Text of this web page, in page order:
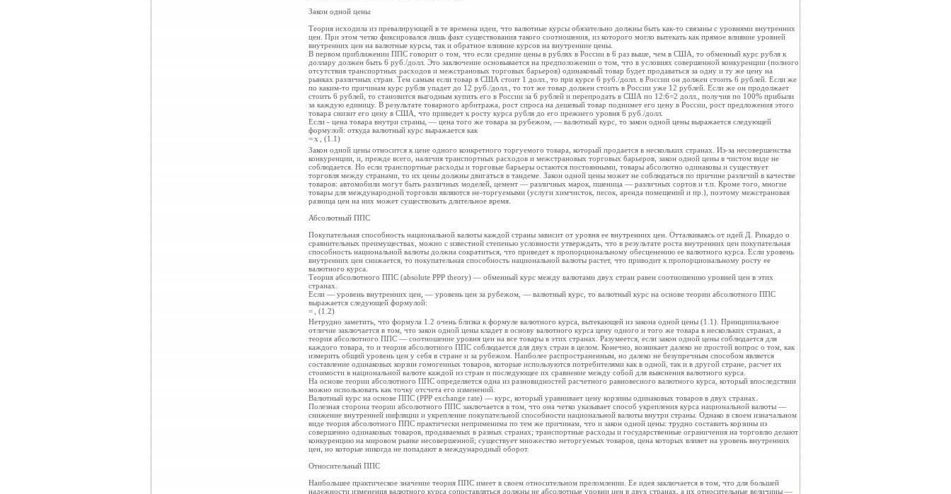
Закон одной цены
Теория исходила из превалирующей в те времена идеи, что валютные курсы обязательно должны быть как-то связаны с уровнями внутренних
цен. При этом четко фиксировался лишь факт существования такого соотношения, из которого могло вытекать как прямое влияние уровней
внутренних цен на валютные курсы, так и обратное влияние курсов на внутренние цены.
В первом приближении ППС говорит о том, что если средние цены в рублях в России в 6 раз выше, чем в США, то обменный курс рубля к
доллару должен быть 6 руб./долл. Это заключение основывается на предположении о том, что в условиях совершенной конкуренции (полного
отсутствия транспортных расходов и межстрановых торговых барьеров) одинаковый товар будет продаваться за одну и ту же цену на
рынках различных стран. Тем самым если товар в США стоит 1 долл., то при курсе 6 руб./долл. в России он должен стоить 6 рублей. Если же
по каким-то причинам курс рубля упадет до 12 руб./долл., то тот же товар должен стоить в России уже 12 рублей. Если же он продолжает
стоить 6 рублей, то становится выгодным купить его в России за 6 рублей и перепродать в США по 12:6=2 долл., получив по 100% прибыли
за каждую единицу. В результате товарного арбитража, рост спроса на дешевый товар поднимет его цену в России, рост предложения этого
товара снизит его цену в США, что приведет к росту курса рубля до его прежнего уровня 6 руб./долл.
Если - цена товара внутри страны, — цена того же товара за рубежом, — валютный курс, то закон одной цены выражается следующей
формулой: откуда валютный курс выражается как
=х
, (1.1)
Закон одной цены относится к цене одного конкретного торгуемого товара, который продается в нескольких странах. Из-за несовершенства
конкуренции, и, прежде всего, наличия транспортных расходов и межстрановых торговых барьеров, закон одной цены в чистом виде не
соблюдается. Но если транспортные расходы и торговые барьеры остаются постоянными, товары абсолютно одинаковы и существует
торговля между странами, то их цены должны двигаться в тандеме. Закон одной цены может не соблюдаться по причине различий в качестве
товаров: автомобили могут быть различных моделей, цемент — различных марок, пшеница — различных сортов и т.п. Кроме того, многие
товары для международной торговли являются не-торгуемыми (услуги химчисток, песок, аренда помещений и пр.), поэтому межстрановая
разница цен на них может существовать длительное время.
Абсолютный ППС
Покупательная способность национальной валюты каждой страны зависит от уровня ее внутренних цен. Отталкиваясь от идей Д. Рикардо о
сравнительных преимуществах, можно с известной степенью условности утверждать, что в результате роста внутренних цен покупательная
способность национальной валюты должна сократиться, что приведет к пропорциональному обесценению ее валютного курса. Если уровень
внутренних цен снижается, то покупательная способность национальной валюты растет, что приводит к пропорциональному росту ее
валютного курса.
Теория абсолютного ППС (absolute РРР theory) — обменный курс между валютами двух стран равен соотношению уровней цен в этих
странах.
Если — уровень внутренних цен, — уровень цен за рубежом, — валютный курс, то валютный курс на основе теории абсолютного ППС
выражается следующей формулой:
=
, (1.2)
Нетрудно заметить, что формула 1.2 очень близка к формуле валютного курса, вытекающей из закона одной цены (1.1). Принципиальное
отличие заключается в том, что закон одной цены кладет в основу валютного курса цену одного и того же товара в нескольких странах, а
теория абсолютного ППС — соотношение уровня цен на все товары в этих странах. Разумеется, если закон одной цены соблюдается для
каждого товара, то и теория абсолютного ППС соблюдается для двух стран в целом. Конечно, возникает далеко не простой вопрос о том, как
измерить общий уровень цен у себя в стране и за рубежом. Наиболее распространенным, но далеко не безупречным способом является
составление одинаковых корзин гомогенных товаров, которые используются потребителями как в одной, так и в другой стране, расчет их
стоимости в национальной валюте каждой из стран и последующее их сравнение между собой для выяснения валютного курса.
На основе теории абсолютного ППС определяется одна из разновидностей расчетного равновесного валютного курса, который впоследствии
можно использовать как точку отсчета его изменений.
Валютный курс на основе ППС (РРР exchange rate) — курс, который уравнивает цену корзины одинаковых товаров в двух странах.
Полезная сторона теории абсолютного ППС заключается в том, что она четко указывает способ укрепления курса национальной валюты —
снижение внутренней инфляции и укрепление покупательной способности национальной валюты внутри страны. Однако в своем изначальном
виде теория абсолютного ППС практически неприменима по тем же причинам, что и закон одной цены: трудно составить корзины из
совершенно одинаковых товаров, продаваемых в разных странах; транспортные расходы и государственные ограничения на торговлю делают
конкуренцию на мировом рынке несовершенной; существует множество неторгуемых товаров, цена которых влияет на уровень внутренних
цен, но которые никогда не попадают в международный оборот.
Относительный ППС
Наибольшее практическое значение теория ППС имеет в своем относительном преломлении. Ее идея заключается в том, что для большей
надежности изменения валютного курса сопоставляться должны не абсолютные уровни цен в двух странах, а их относительные величины —